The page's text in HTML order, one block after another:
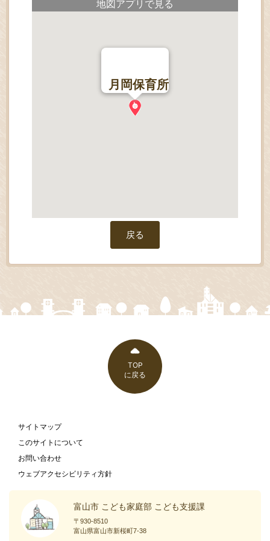
地図アプリで見る
月岡保育所
戻る
TOP
に戻る
サイトマップ
このサイトについて
お問い合わせ
ウェブアクセシビリティ方針
富山市 こども家庭部 こども支援課
〒930-8510
富山県富山市新桜町7-38